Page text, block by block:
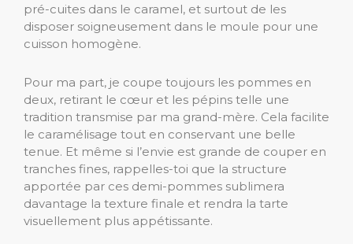
pré-cuites dans le caramel, et surtout de les
disposer soigneusement dans le moule pour une
cuisson homogène.
Pour ma part, je coupe toujours les pommes en
deux, retirant le cœur et les pépins telle une
tradition transmise par ma grand-mère. Cela facilite
le caramélisage tout en conservant une belle
tenue. Et même si l’envie est grande de couper en
tranches fines, rappelles-toi que la structure
apportée par ces demi-pommes sublimera
davantage la texture finale et rendra la tarte
visuellement plus appétissante.